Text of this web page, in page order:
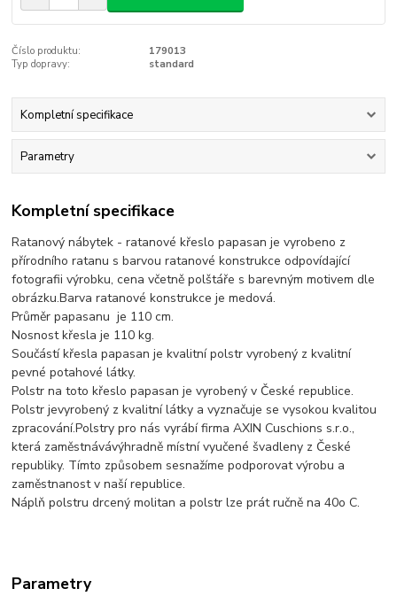
Číslo produktu:
179013
Typ dopravy:
standard
Kompletní specifikace
Parametry
Kompletní specifikace
Ratanový nábytek - ratanové křeslo papasan je vyrobeno z
přírodního ratanu s barvou ratanové konstrukce odpovídající
fotografii výrobku, cena včetně polštáře s barevným motivem dle
obrázku.Barva ratanové konstrukce je medová.
Průměr papasanu je 110 cm.
Nosnost křesla je 110 kg.
Součástí křesla papasan je kvalitní polstr vyrobený z kvalitní
pevné potahové látky.
Polstr na toto křeslo papasan je vyrobený v České republice.
Polstr jevyrobený z kvalitní látky a vyznačuje se vysokou kvalitou
zpracování.Polstry pro nás vyrábí firma AXIN Cuschions s.r.o.,
která zaměstnávávýhradně místní vyučené švadleny z České
republiky. Tímto způsobem sesnažíme podporovat výrobu a
zaměstnanost v naší republice.
Náplň polstru drcený molitan a polstr lze prát ručně na 40o C.
Parametry